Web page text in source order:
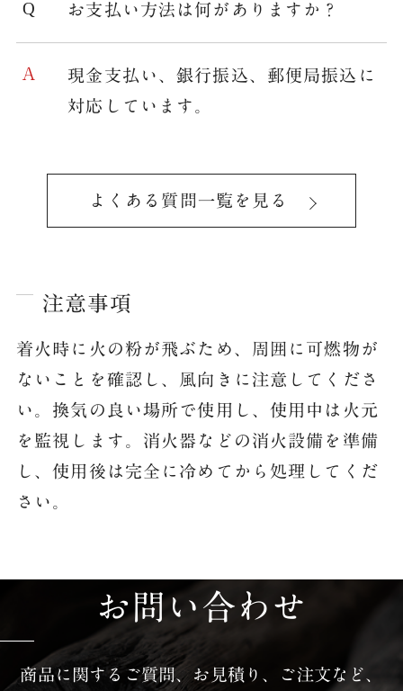
お支払い方法は何がありますか？
現金支払い、銀行振込、郵便局振込に
対応しています。
よくある質問一覧を見る
注意事項
着火時に火の粉が飛ぶため、周囲に可燃物が
ないことを確認し、風向きに注意してくださ
い。換気の良い場所で使用し、使用中は火元
を監視します。消火器などの消火設備を準備
し、使用後は完全に冷めてから処理してくだ
さい。
お問い合わせ
商品に関するご質問、お見積り、ご注文など、